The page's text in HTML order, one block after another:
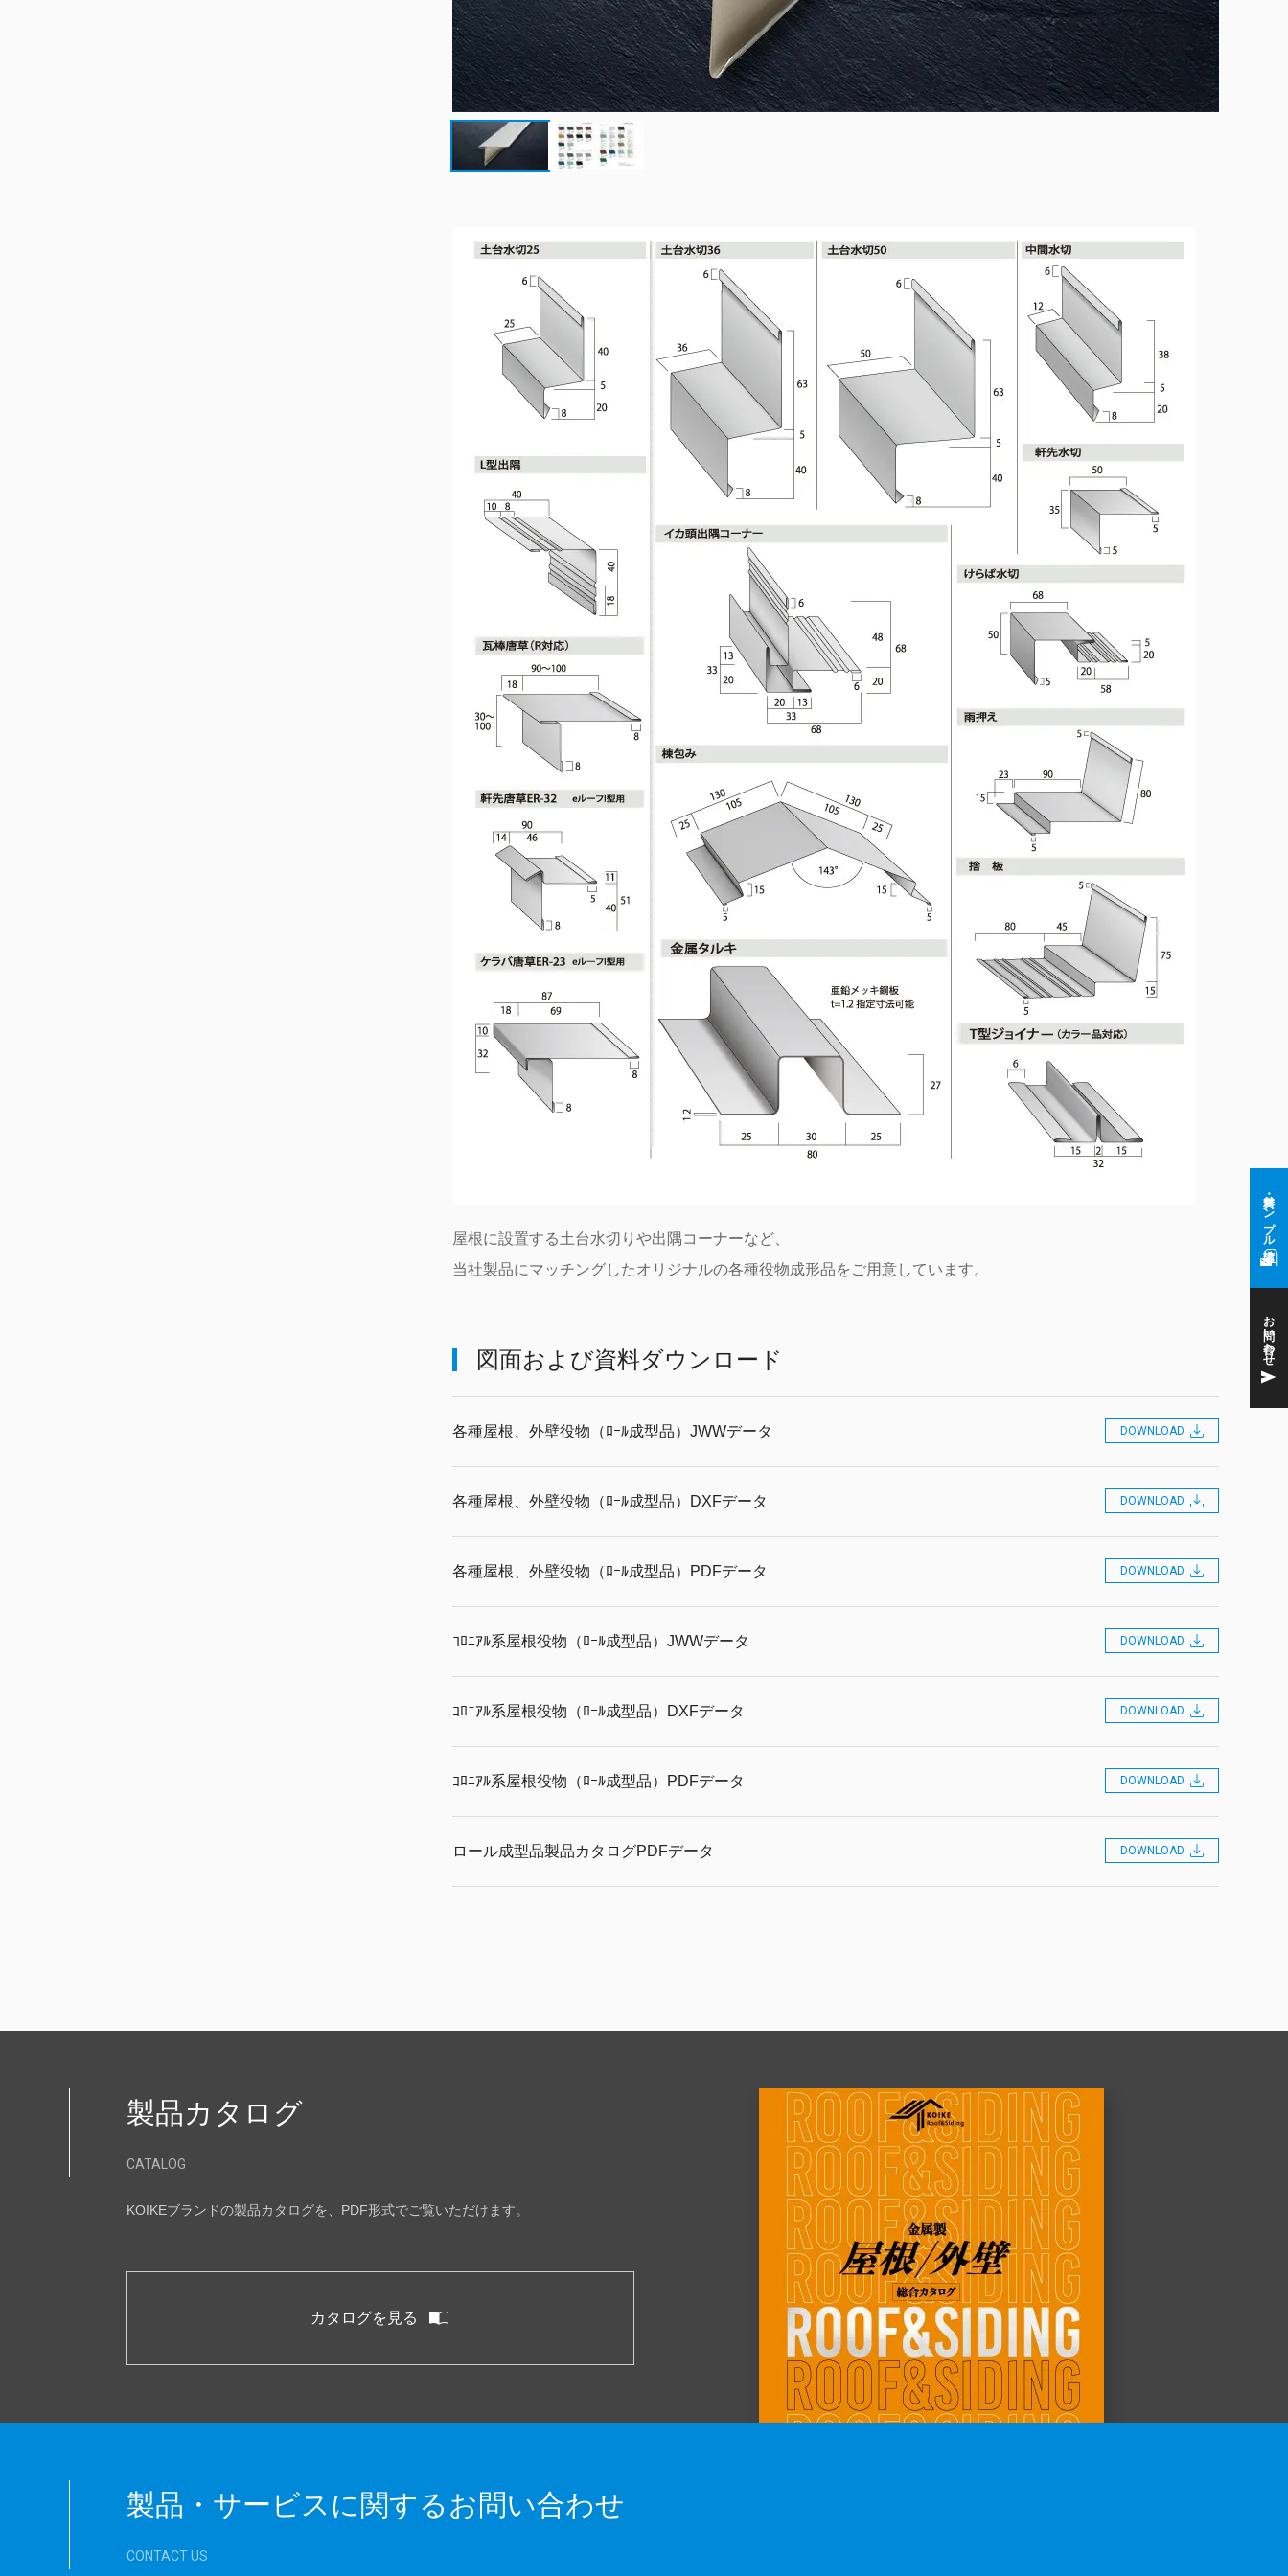
資料・サンプル請求
お問い合わせ
屋根に設置する土台水切りや出隅コーナーなど、
当社製品にマッチングしたオリジナルの各種役物成形品をご用意しています。
図面および資料ダウンロード
各種屋根、外壁役物（ﾛｰﾙ成型品）JWWデータ DOWNLOAD
各種屋根、外壁役物（ﾛｰﾙ成型品）DXFデータ DOWNLOAD
各種屋根、外壁役物（ﾛｰﾙ成型品）PDFデータ DOWNLOAD
ｺﾛﾆｱﾙ系屋根役物（ﾛｰﾙ成型品）JWWデータ DOWNLOAD
ｺﾛﾆｱﾙ系屋根役物（ﾛｰﾙ成型品）DXFデータ DOWNLOAD
ｺﾛﾆｱﾙ系屋根役物（ﾛｰﾙ成型品）PDFデータ DOWNLOAD
ロール成型品製品カタログPDFデータ DOWNLOAD
製品カタログ
CATALOG
KOIKEブランドの製品カタログを、PDF形式でご覧いただけます。
カタログを見る
製品・サービスに関するお問い合わせ
CONTACT US